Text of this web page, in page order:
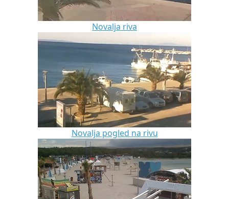
Novalja riva
Novalja pogled na rivu